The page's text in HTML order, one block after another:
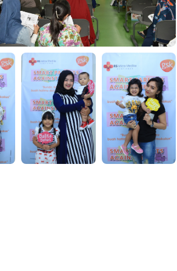
Smart Parent
Against IPD
Smart Parent
Against IPD